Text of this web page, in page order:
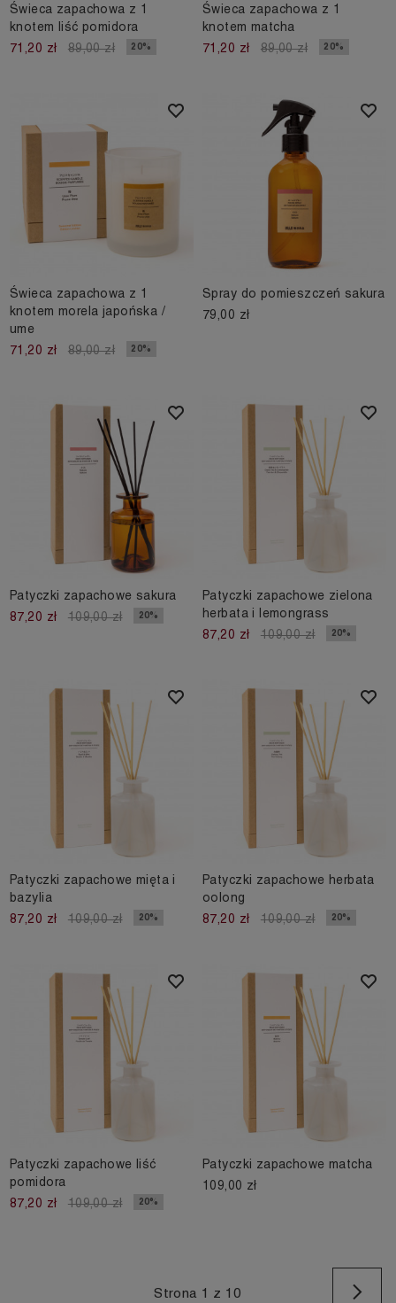
Świeca zapachowa z 1
knotem liść pomidora
71,20 zł
89,00 zł 20%
Świeca zapachowa z 1
knotem matcha
71,20 zł
89,00 zł 20%
Świeca zapachowa z 1
knotem morela japońska /
ume
71,20 zł
89,00 zł 20%
Spray do pomieszczeń sakura
79,00 zł
Patyczki zapachowe sakura
87,20 zł
109,00 zł 20%
Patyczki zapachowe zielona
herbata i lemongrass
87,20 zł
109,00 zł 20%
Patyczki zapachowe mięta i
bazylia
87,20 zł
109,00 zł 20%
Patyczki zapachowe herbata
oolong
87,20 zł
109,00 zł 20%
Patyczki zapachowe liść
pomidora
87,20 zł
109,00 zł 20%
Patyczki zapachowe matcha
109,00 zł
Strona 1 z 10